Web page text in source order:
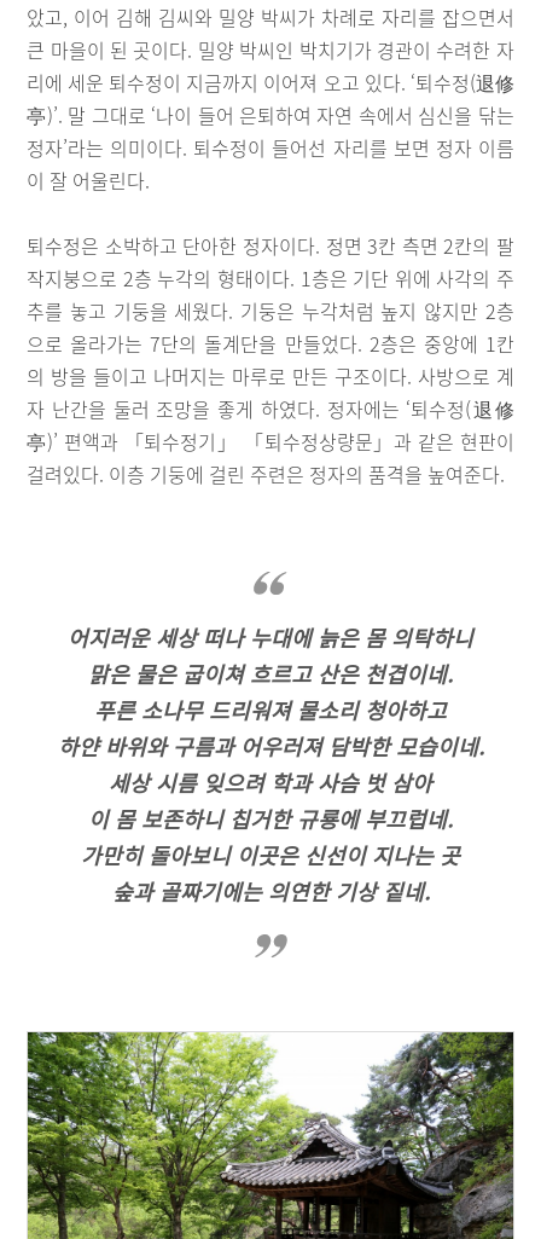
았고, 이어 김해 김씨와 밀양 박씨가 차례로 자리를 잡으면서
큰 마을이 된 곳이다. 밀양 박씨인 박치기가 경관이 수려한 자
리에 세운 퇴수정이 지금까지 이어져 오고 있다. ‘퇴수정(退修
亭)’. 말 그대로 ‘나이 들어 은퇴하여 자연 속에서 심신을 닦는
정자’라는 의미이다. 퇴수정이 들어선 자리를 보면 정자 이름
이 잘 어울린다.
퇴수정은 소박하고 단아한 정자이다. 정면 3칸 측면 2칸의 팔
작지붕으로 2층 누각의 형태이다. 1층은 기단 위에 사각의 주
추를 놓고 기둥을 세웠다. 기둥은 누각처럼 높지 않지만 2층
으로 올라가는 7단의 돌계단을 만들었다. 2층은 중앙에 1칸
의 방을 들이고 나머지는 마루로 만든 구조이다. 사방으로 계
자 난간을 둘러 조망을 좋게 하였다. 정자에는 ‘퇴수정(退修
亭)’ 편액과 「퇴수정기」 「퇴수정상량문」과 같은 현판이
걸려있다. 이층 기둥에 걸린 주련은 정자의 품격을 높여준다.
어지러운 세상 떠나 누대에 늙은 몸 의탁하니
맑은 물은 굽이쳐 흐르고 산은 천겹이네.
푸른 소나무 드리워져 물소리 청아하고
하얀 바위와 구름과 어우러져 담박한 모습이네.
세상 시름 잊으려 학과 사슴 벗 삼아
이 몸 보존하니 칩거한 규룡에 부끄럽네.
가만히 돌아보니 이곳은 신선이 지나는 곳
숲과 골짜기에는 의연한 기상 짙네.